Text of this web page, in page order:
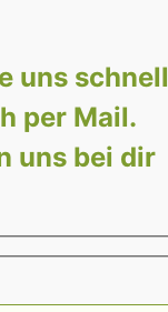
uns schnell
per Mail.
uns bei dir